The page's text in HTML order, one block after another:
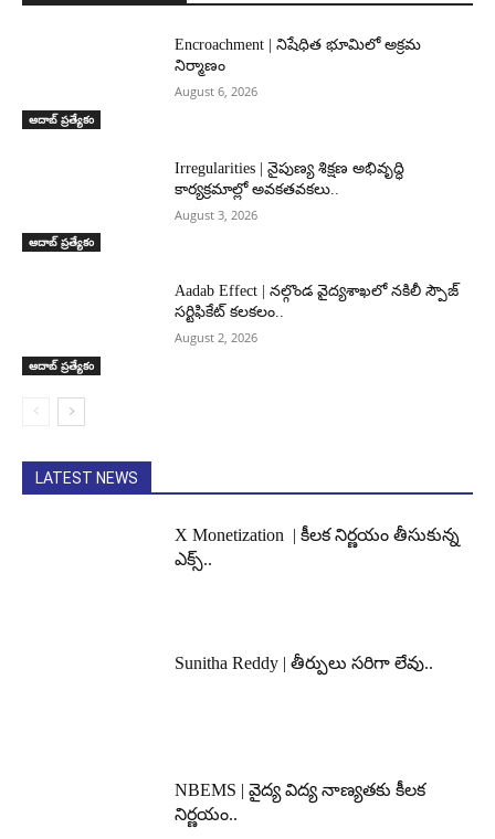
ఆదాబ్ ప్రత్యేకం
Encroachment | నిషేధిత భూమిలో అక్రమ
నిర్మాణం
August 6, 2026
ఆదాబ్ ప్రత్యేకం
Irregularities | నైపుణ్య శిక్షణ అభివృద్ధి
కార్యక్రమాల్లో అవకతవకలు..
August 3, 2026
ఆదాబ్ ప్రత్యేకం
Aadab Effect | నల్గొండ వైద్యశాఖలో నకిలీ స్పౌజ్
సర్టిఫికేట్ కలకలం..
August 2, 2026
LATEST NEWS
X Monetization | కీలక నిర్ణయం తీసుకున్న
ఎక్స్..
Sunitha Reddy | తీర్పులు సరిగా లేవు..
NBEMS | వైద్య విద్య నాణ్యతకు కీలక
నిర్ణయం..